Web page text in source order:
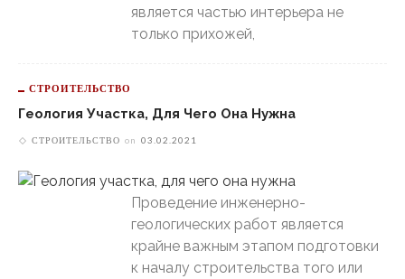
является частью интерьера не
только прихожей,
СТРОИТЕЛЬСТВО
Геология Участка, Для Чего Она Нужна
СТРОИТЕЛЬСТВО on 03.02.2021
Проведение инженерно-
геологических работ является
крайне важным этапом подготовки
к началу строительства того или